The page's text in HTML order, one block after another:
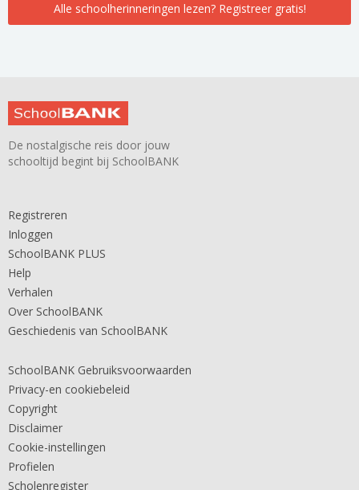
Alle schoolherinneringen lezen? Registreer gratis!
De nostalgische reis door jouw
schooltijd begint bij SchoolBANK
Registreren
Inloggen
SchoolBANK PLUS
Help
Verhalen
Over SchoolBANK
Geschiedenis van SchoolBANK
SchoolBANK Gebruiksvoorwaarden
Privacy-en cookiebeleid
Copyright
Disclaimer
Cookie-instellingen
Profielen
Scholenregister